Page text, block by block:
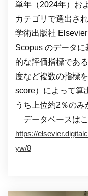
単年（2024年）お
カテゴリで選出さ
学術出版社
Scopus のデータ
的な評価指標であ
度など複数の指標
score）によって算
うち上位約2％のみ
データベースはこ
https://
yw/8